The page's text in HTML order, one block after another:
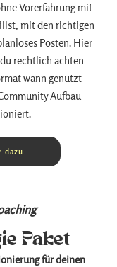
Vorerfahrung mit
mit den richtigen
Posten. Hier
rechtlich achten
wann genutzt
Aufbau
dazu
Paket
für deinen